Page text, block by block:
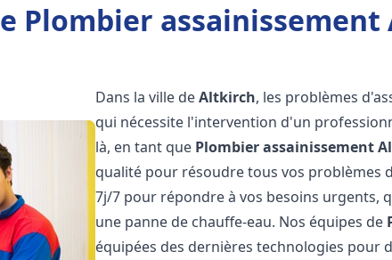
Plombier
Dans la ville deAltkirch, les problèmes
qui nécessite l'intervention d'un
là, en tant que Plombier assainissement
qualité pour résoudre tous vos problèmes
7j/7 pour répondre à vos besoins urgents,
une panne de chauffe-eau. Nos équipes de
équipées des dernières technologies